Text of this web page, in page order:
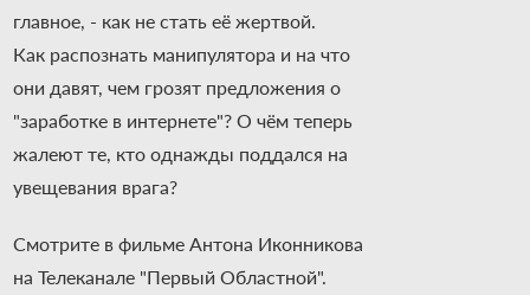
главное, - как не стать её жертвой.
Как распознать манипулятора и на что
они давят, чем грозят предложения о
"заработке в интернете"? О чём теперь
жалеют те, кто однажды поддался на
увещевания врага?
Смотрите в фильме Антона Иконникова
на Телеканале "Первый Областной".